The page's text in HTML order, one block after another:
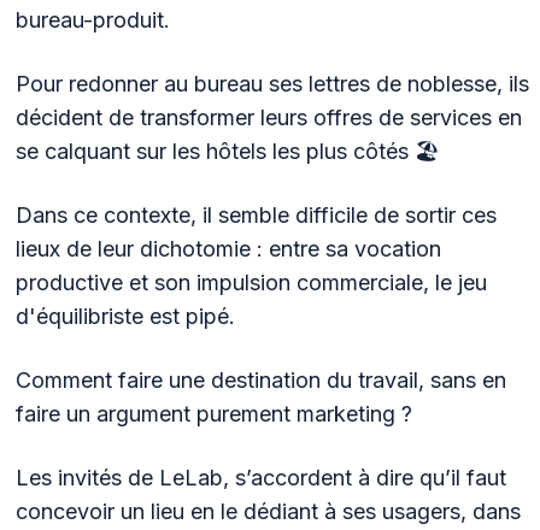
bureau-produit.
Pour redonner au bureau ses lettres de noblesse, ils
décident de transformer leurs offres de services en
se calquant sur les hôtels les plus côtés 🏖️
Dans ce contexte, il semble difficile de sortir ces
lieux de leur dichotomie : entre sa vocation
productive et son impulsion commerciale, le jeu
d'équilibriste est pipé.
Comment faire une destination du travail, sans en
faire un argument purement marketing ?
Les invités de LeLab, s’accordent à dire qu’il faut
concevoir un lieu en le dédiant à ses usagers, dans